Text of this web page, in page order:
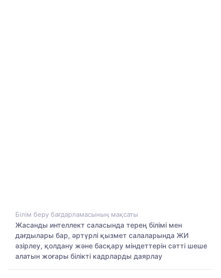
Білім беру бағдарламасының мақсаты
Жасанды интеллект саласында терең білімі мен
дағдылары бар, әртүрлі қызмет салаларында ЖИ
әзірлеу, қолдану және басқару міндеттерін сәтті шеше
алатын жоғары білікті кадрларды даярлау